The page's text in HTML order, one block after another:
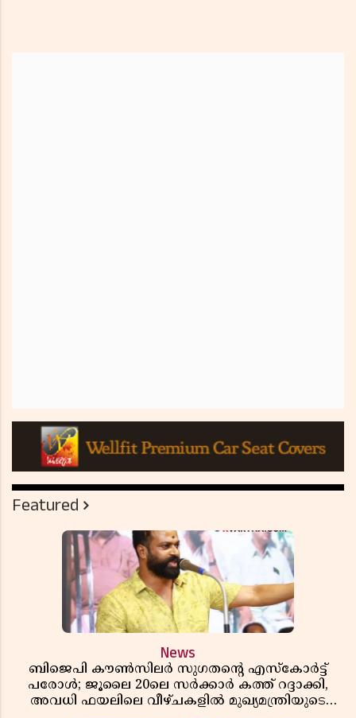
Featured
News
ബിജെപി കൗൺസിലർ സുഗതന്റെ എസ്‌കോർട്ട്
പരോൾ; ജൂലൈ 20ലെ സർക്കാർ കത്ത് റദ്ദാക്കി,
അവധി ഫയലിലെ വീഴ്ചകളിൽ മുഖ്യമന്ത്രിയുടെ